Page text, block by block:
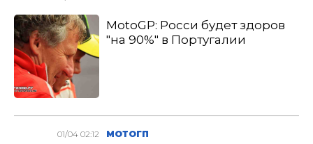
MotoGP: Росси будет здоров
"на 90%" в Португалии
01/04 02:12 МОТОГП